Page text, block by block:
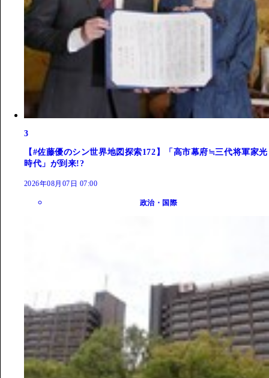
3
【#佐藤優のシン世界地図探索172】「高市幕府≒三代将軍家光
時代」が到来!?
2026年08月07日 07:00
政治・国際